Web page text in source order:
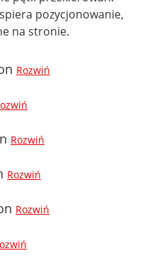
pozycjonowanie,
na stronie.
Rozwiń
Rozwiń
Rozwiń
Rozwiń